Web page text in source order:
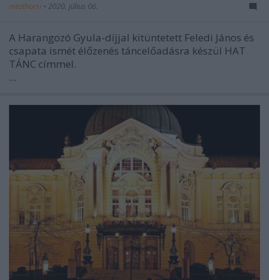
mtothorsi • 2020. július 06.
A Harangozó Gyula-díjjal kitüntetett Feledi János és
csapata ismét élőzenés táncelőadásra készül HAT
TÁNC címmel.
...